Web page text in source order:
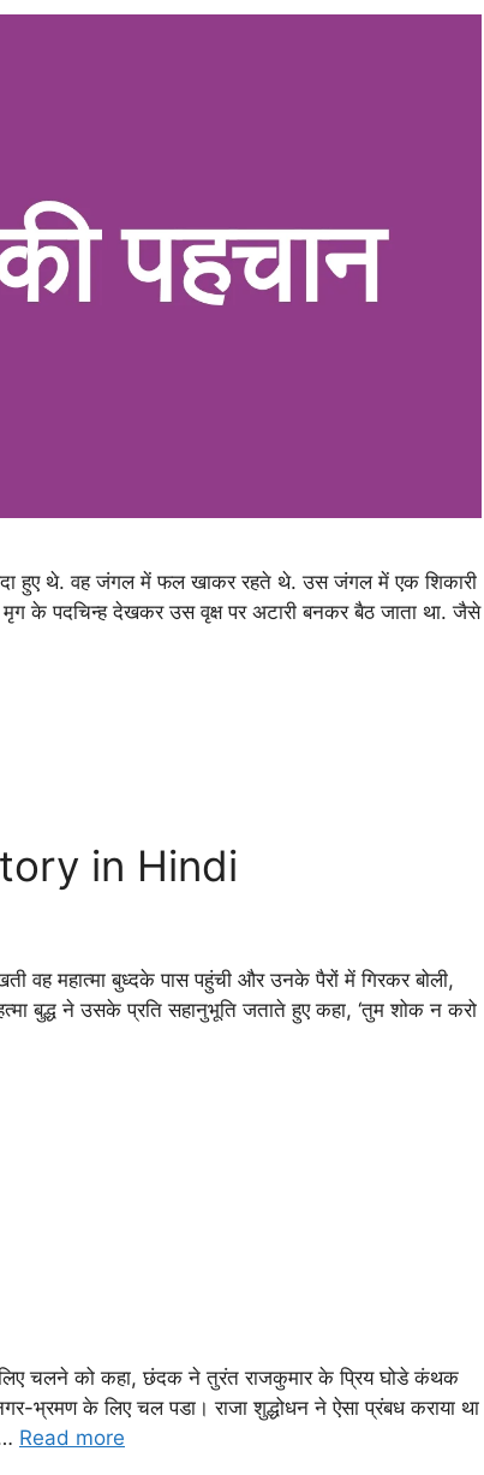
हुए थे. वह जंगल में फल खाकर रहते थे. उस जंगल में एक शिकारी
के पदचिन्ह देखकर उस वृक्ष पर अटारी बनकर बैठ जाता था. जैसे
in Hindi
वह महात्मा बुध्दके पास पहुंची और उनके पैरों में गिरकर बोली,
बुद्ध ने उसके प्रति सहानुभूति जताते हुए कहा, ‘तुम शोक न करो
चलने को कहा, छंदक ने तुरंत राजकुमार के प्रिय घोडे कंथक
भ्रमण के लिए चल पडा। राजा शुद्धोधन ने ऐसा प्रंबध कराया था
Read more